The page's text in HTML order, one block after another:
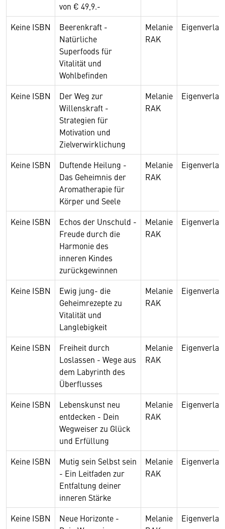
von € 49,9.-
Keine ISBN
Beerenkraft -
Natürliche
Superfoods für
Vitalität und
Wohlbefinden
Melanie
RAK
Eigenverlag
Keine ISBN
Der Weg zur
Willenskraft -
Strategien für
Motivation und
Zielverwirklichung
Melanie
RAK
Eigenverlag
Keine ISBN
Duftende Heilung -
Das Geheimnis der
Aromatherapie für
Körper und Seele
Melanie
RAK
Eigenverlag
Keine ISBN
Echos der Unschuld -
Freude durch die
Harmonie des
inneren Kindes
zurückgewinnen
Melanie
RAK
Eigenverlag
Keine ISBN
Ewig jung- die
Geheimrezepte zu
Vitalität und
Langlebigkeit
Melanie
RAK
Eigenverlag
Keine ISBN
Freiheit durch
Loslassen - Wege aus
dem Labyrinth des
Überflusses
Melanie
RAK
Eigenverlag
Keine ISBN
Lebenskunst neu
entdecken - Dein
Wegweiser zu Glück
und Erfüllung
Melanie
RAK
Eigenverlag
Keine ISBN
Mutig sein Selbst sein
- Ein Leitfaden zur
Entfaltung deiner
inneren Stärke
Melanie
RAK
Eigenverlag
Keine ISBN
Neue Horizonte -
Melanie
Eigenverlag